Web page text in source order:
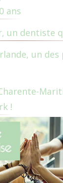
ans
un dentiste
un
!